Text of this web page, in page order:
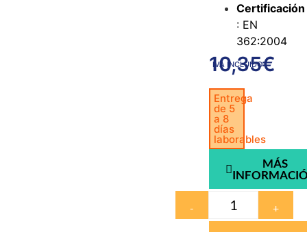
Certificación
: EN
362:2004
10,35€
IVA INCLUIDO
Entrega
de 5
a 8
días
laborables
MÁS
- +